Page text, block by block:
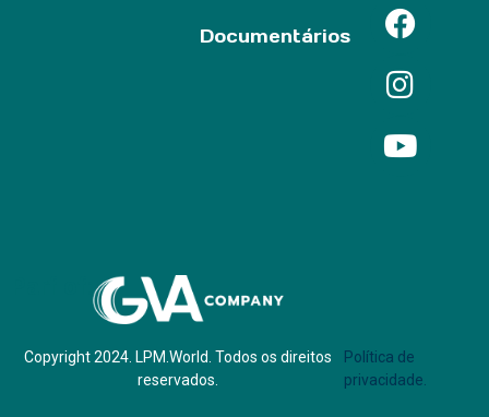
Documentários
Copyright 2024. LPM.World. Todos os direitos
reservados.
Política de
privacidade.